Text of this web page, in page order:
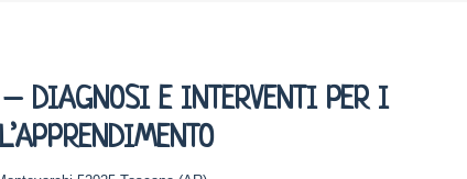
– DIAGNOSI E INTERVENTI PER I